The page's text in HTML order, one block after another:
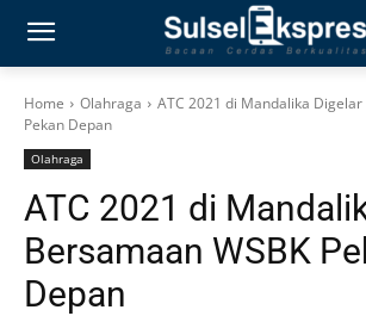
Home Olahraga
ATC 2021 di Mandalika
Pekan Depan
Olahraga
ATC 2021 di
Bersamaan WSBK
Depan